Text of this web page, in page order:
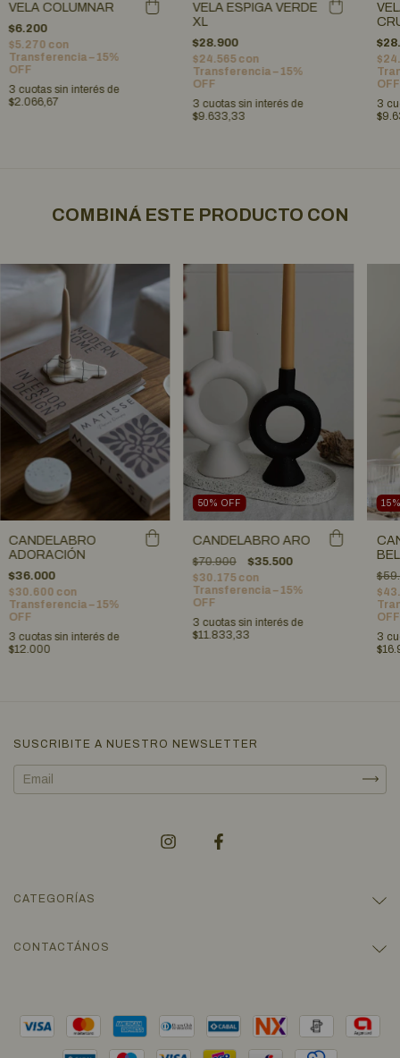
VELA COLUMNAR
$6.200
$5.270 con
Transferencia – 15%
OFF
3 cuotas sin interés de
$2.066,67
VELA ESPIGA VERDE
XL
$28.900
$24.565 con
Transferencia – 15%
OFF
3 cuotas sin interés de
$9.633,33
OFF
3
COMBINÁ ESTE PRODUCTO CON
CANDELABRO
ADORACIÓN
$36.000
$30.600 con
Transferencia – 15%
OFF
3 cuotas sin interés de
$12.000
50% OFF
CANDELABRO ARO
$70.900
$35.500
$30.175 con
Transferencia – 15%
OFF
3 cuotas sin interés de
$11.833,33
15
OFF
3
SUSCRIBITE A NUESTRO NEWSLETTER
CATEGORÍAS
CONTACTÁNOS